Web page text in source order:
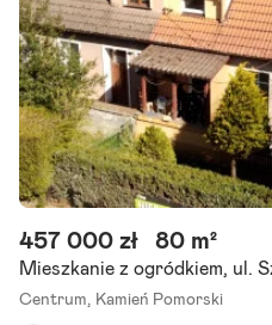
Szczegóły
Mieszkanie z ogródkiem, ul.
Centrum, Kamień Pomorski
457 000 zł 80 m²